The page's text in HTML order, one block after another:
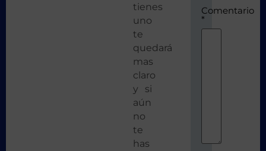
tienes
uno
te
quedará
mas
claro
y si
aún
no
te
has
Comentario
*